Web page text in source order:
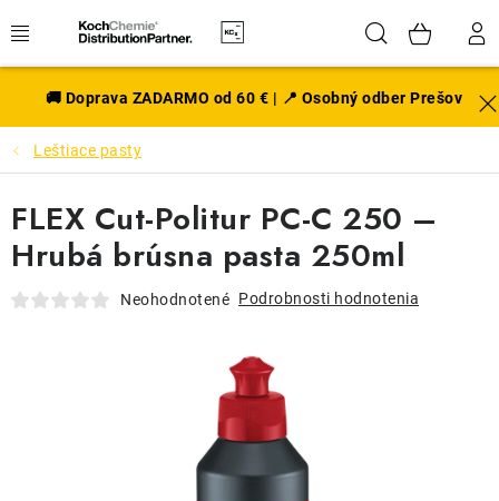
na
Hľadať
EXTERIÉR
DISKY A PNEU
INTERIÉR
PRÍSLUŠENSTVO
NOVINKY V SORTIMENTE
🚚 Doprava ZADARMO od 60 € | 📍 Osobný odber Prešov
Leštiace pasty
FLEX Cut-Politur PC-C 250 –
Hrubá brúsna pasta 250ml
Neohodnotené Podrobnosti hodnotenia